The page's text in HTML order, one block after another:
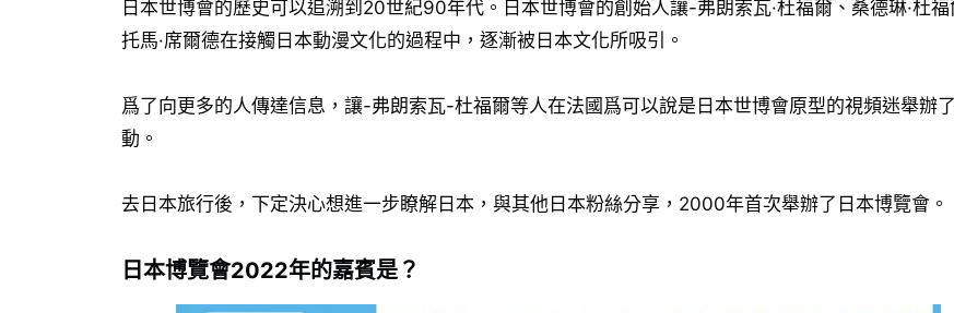
日本世博會的歷史可以追溯到20世紀90年代。日本世博會的創始人讓-弗朗索瓦·杜福爾、桑德琳·杜福
托馬·席爾德在接觸日本動漫文化的過程中，逐漸被日本文化所吸引。
爲了向更多的人傳達信息，讓-弗朗索瓦-杜福爾等人在法國爲可以說是日本世博會原型的視頻迷舉辦
動。
去日本旅行後，下定決心想進一步瞭解日本，與其他日本粉絲分享，2000年首次舉辦了日本博覽會。
日本博覽會2022年的嘉賓是？